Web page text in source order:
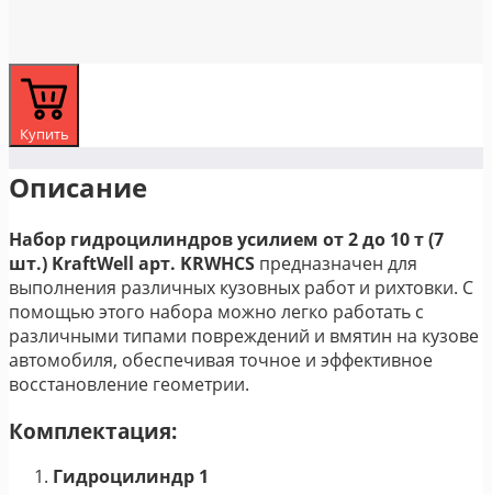
Купить
Описание
Набор гидроцилиндров усилием от 2 до 10 т (7
шт.) KraftWell арт. KRWHCS предназначен для
выполнения различных кузовных работ и рихтовки. С
помощью этого набора можно легко работать с
различными типами повреждений и вмятин на кузове
автомобиля, обеспечивая точное и эффективное
восстановление геометрии.
Комплектация:
Гидроцилиндр 1